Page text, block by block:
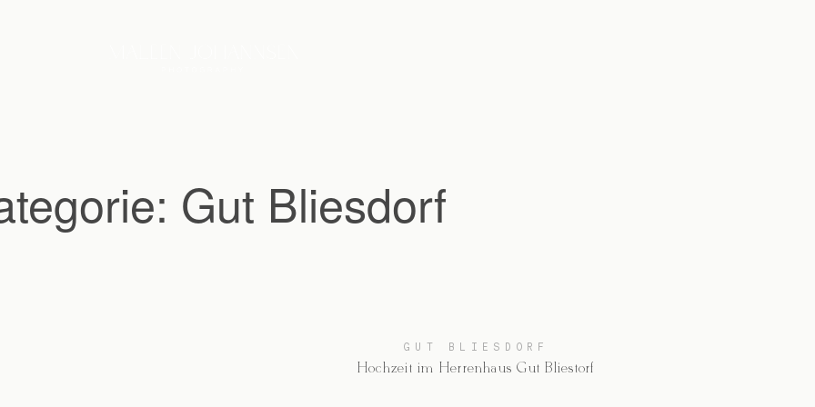
Gut Bliesdorf
GUT BLIESDORF
Hochzeit im Herrenhaus Gut Bliestorf